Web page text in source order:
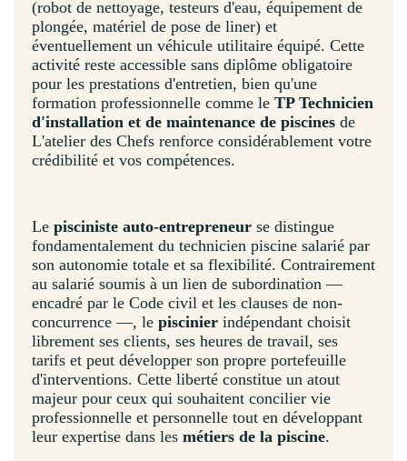
(robot de nettoyage, testeurs d'eau, équipement de
plongée, matériel de pose de liner) et
éventuellement un véhicule utilitaire équipé. Cette
activité reste accessible sans diplôme obligatoire
pour les prestations d'entretien, bien qu'une
formation professionnelle comme le TP Technicien
d'installation et de maintenance de piscines de
L'atelier des Chefs renforce considérablement votre
crédibilité et vos compétences.
Le pisciniste auto-entrepreneur se distingue
fondamentalement du technicien piscine salarié par
son autonomie totale et sa flexibilité. Contrairement
au salarié soumis à un lien de subordination —
encadré par le Code civil et les clauses de non-
concurrence —, le piscinier indépendant choisit
librement ses clients, ses heures de travail, ses
tarifs et peut développer son propre portefeuille
d'interventions. Cette liberté constitue un atout
majeur pour ceux qui souhaitent concilier vie
professionnelle et personnelle tout en développant
leur expertise dans les métiers de la piscine.